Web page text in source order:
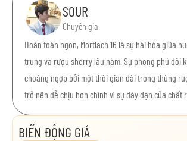
SOUR
Chuyên gia
Hoàn toàn ngon, Mortlach 16 là sự hài hòa giữa
trung và rượu sherry lâu năm. Sự phong phú đôi
choáng ngợp bởi một thời gian dài trong thùng
trở nên dễ chịu hơn chính vì sự dày dạn của chất
BIẾN ĐỘNG GIÁ